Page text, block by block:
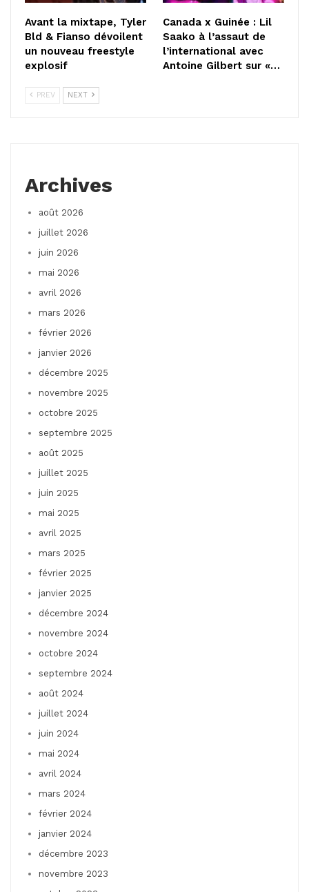
Avant la mixtape, Tyler
Bld & Fianso dévoilent
un nouveau freestyle
explosif
Canada x Guinée : Lil
Saako à l’assaut de
l’international avec
Antoine Gilbert sur «…
PREV NEXT
Archives
août 2026
juillet 2026
juin 2026
mai 2026
avril 2026
mars 2026
février 2026
janvier 2026
décembre 2025
novembre 2025
octobre 2025
septembre 2025
août 2025
juillet 2025
juin 2025
mai 2025
avril 2025
mars 2025
février 2025
janvier 2025
décembre 2024
novembre 2024
octobre 2024
septembre 2024
août 2024
juillet 2024
juin 2024
mai 2024
avril 2024
mars 2024
février 2024
janvier 2024
décembre 2023
novembre 2023